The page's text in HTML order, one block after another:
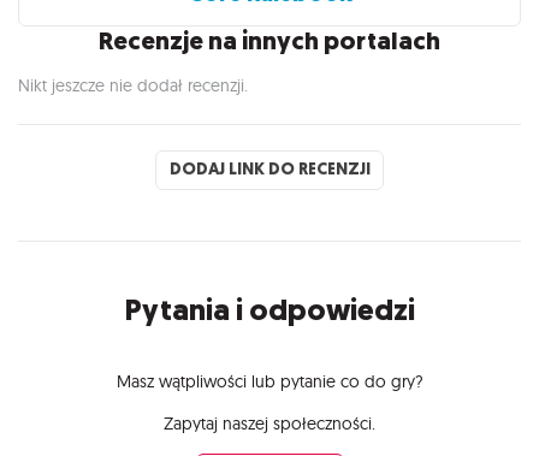
Recenzje na innych portalach
Nikt jeszcze nie dodał recenzji.
DODAJ LINK DO RECENZJI
Pytania i odpowiedzi
Masz wątpliwości lub pytanie co do gry?
Zapytaj naszej społeczności.